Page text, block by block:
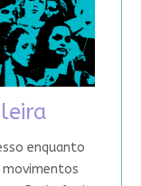
enquanto
movimentos